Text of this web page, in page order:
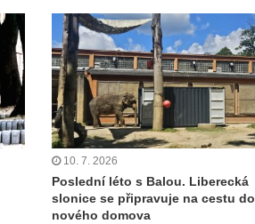
10. 7. 2026
Poslední léto s Balou. Liberecká
slonice se připravuje na cestu do
nového domova